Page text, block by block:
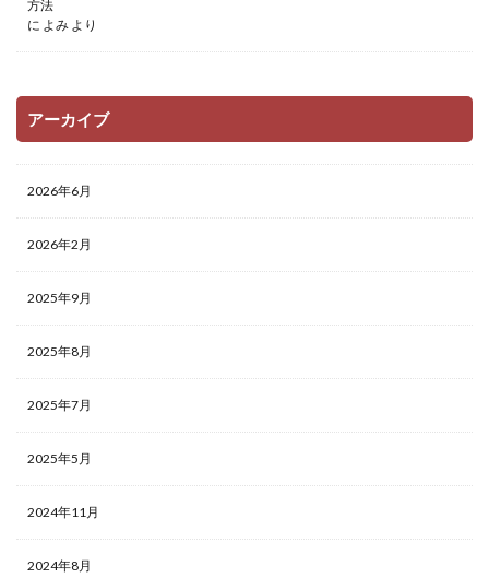
方法
に よみ より
アーカイブ
2026年6月
2026年2月
2025年9月
2025年8月
2025年7月
2025年5月
2024年11月
2024年8月